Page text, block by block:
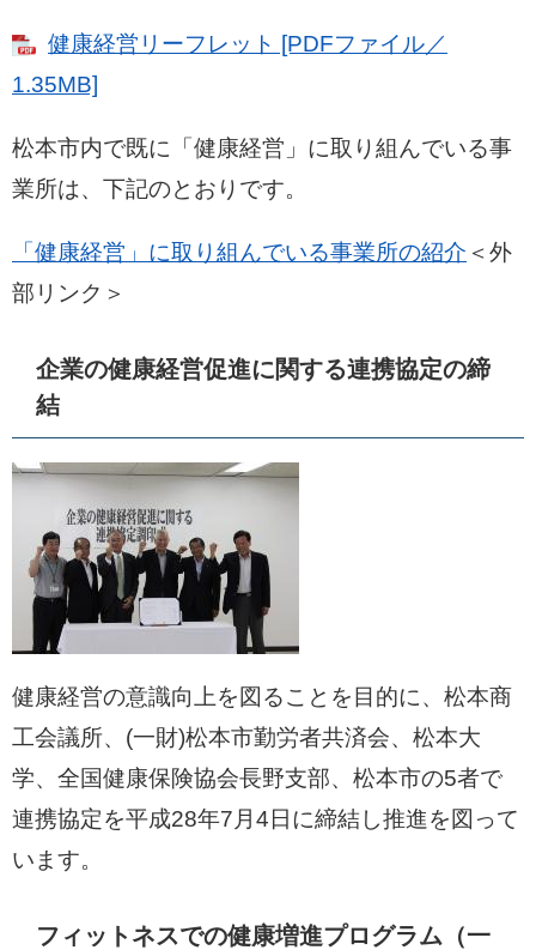
健康経営リーフレット [PDFファイル／
1.35MB]
松本市内で既に「健康経営」に取り組んでいる事
業所は、下記のとおりです。
「健康経営」に取り組んでいる事業所の紹介 ＜外
部リンク＞
企業の健康経営促進に関する連携協定の締
結
健康経営の意識向上を図ることを目的に、松本商
工会議所、(一財)松本市勤労者共済会、松本大
学、全国健康保険協会長野支部、松本市の5者で
連携協定を平成28年7月4日に締結し推進を図って
います。
フィットネスでの健康増進プログラム（一